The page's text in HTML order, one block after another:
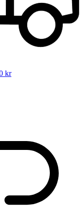
kr